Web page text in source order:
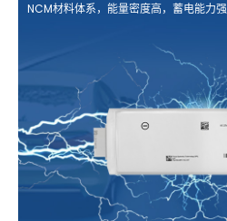
NCM材料体系，能量密度高，蓄电能力强